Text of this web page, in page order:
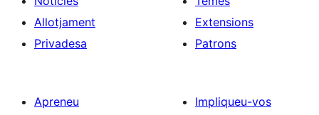
Allotjament
Privadesa
Extensions
Patrons
Apreneu
Impliqueu-vos